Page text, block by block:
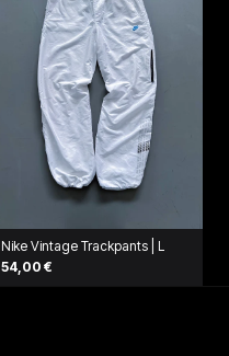
Nike Vintage Trackpants | L
54,00 €